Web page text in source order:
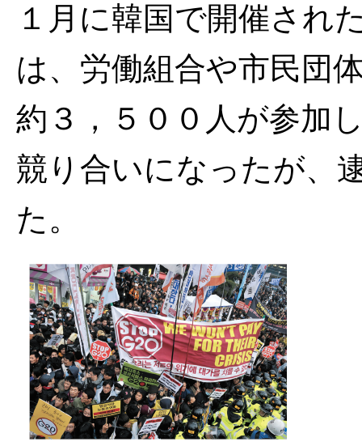
１月に韓国で開催され
は、労働組合や市民団
約３，５００人が参加
競り合いになったが、
た。